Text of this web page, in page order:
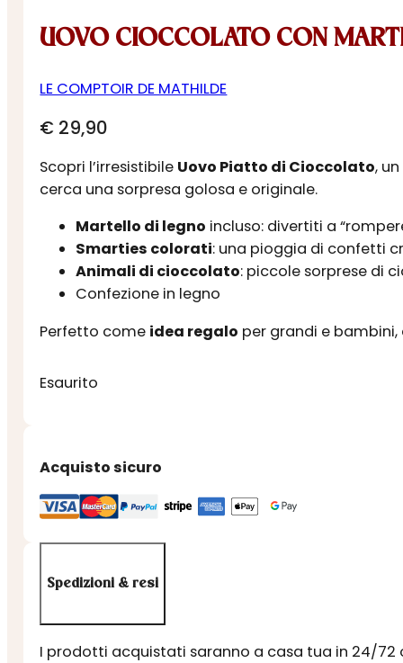
UOVO CIOCCOLATO CON
LE COMPTOIR DE MATHILDE
€ 29,90
Scopri l’irresistibile Uovo Piatto di Cioccolato,
cerca una sorpresa golosa e originale.
Martello di legno incluso: divertiti a
Smarties colorati: una pioggia di confetti
Animali di cioccolato: piccole sorprese di
Confezione in legno
Perfetto come idea regalo per grandi e
Esaurito
Acquisto sicuro
Spedizioni & resi
I prodotti acquistati saranno a casa tua in 24/72